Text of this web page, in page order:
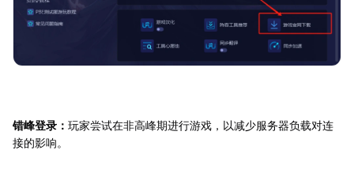
错峰登录： 玩家尝试在非高峰期进行游戏，以减少服务器负载对连
接的影响。